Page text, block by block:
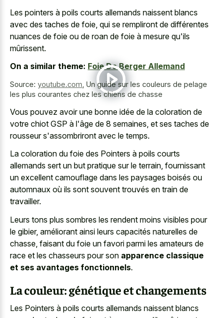
Les pointers à poils courts allemands naissent blancs
avec des taches de foie, qui se rempliront de différentes
nuances de foie ou de roan de foie à mesure qu'ils
mûrissent.
On a similar theme: Foie De Berger Allemand
Source: youtube.com Un guide sur les couleurs de pelage
les plus courantes chez les chiens de chasse
Vous pouvez avoir une bonne idée de la coloration de
votre chiot GSP à l'âge de 8 semaines, et ses taches de
rousseur s'assombriront avec le temps.
La coloration du foie des Pointers à poils courts
allemands sert un but pratique sur le terrain, fournissant
un excellent camouflage dans les paysages boisés ou
automnaux où ils sont souvent trouvés en train de
travailler.
Leurs tons plus sombres les rendent moins visibles pour
le gibier, améliorant ainsi leurs capacités naturelles de
chasse, faisant du foie un favori parmi les amateurs de
race et les chasseurs pour son apparence classique
et ses avantages fonctionnels.
La couleur: génétique et changements
Les Pointers à poils courts allemands naissent blancs